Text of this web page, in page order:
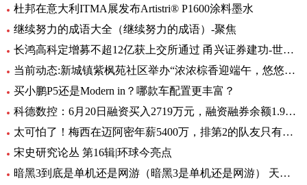
杜邦在意大利ITMA展发布Artistri® P1600涂料墨水
继续努力的成语大全（继续努力的成语）-聚焦
长鸿高科定增募不超12亿获上交所通过 甬兴证券建功-世界动态
当前动态:新城镇紫枫苑社区举办“浓浓棕香迎端午，悠悠深情铭党恩”端午节活动
买小鹏P5还是Modern in？哪款车配置更丰富？
科德数控：6月20日融资买入2719万元，融资融券余额1.95亿元_天天资讯
太可怕了！梅西在迈阿密年薪5400万，排第2的队友只有他零头
宋史研究论丛 第16辑|环球今亮点
暗黑3到底是单机还是网游（暗黑3是单机还是网游） 天天速讯